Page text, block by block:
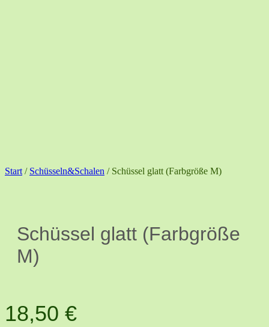
Start / Schüsseln&Schalen / Schüssel glatt (Farbgröße M)
Schüssel glatt (Farbgröße
M)
18,50 €